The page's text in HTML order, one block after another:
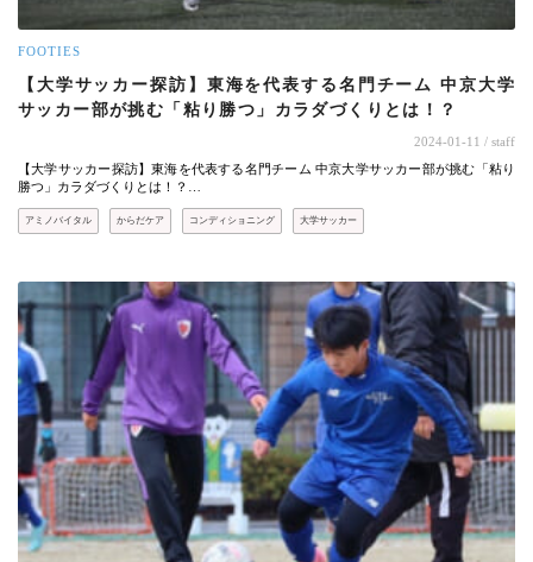
FOOTIES
【大学サッカー探訪】東海を代表する名門チーム 中京大学
サッカー部が挑む「粘り勝つ」カラダづくりとは！？
2024-01-11 / staff
【大学サッカー探訪】東海を代表する名門チーム 中京大学サッカー部が挑む「粘り
勝つ」カラダづくりとは！？…
アミノバイタル からだケア コンディショニング 大学サッカー